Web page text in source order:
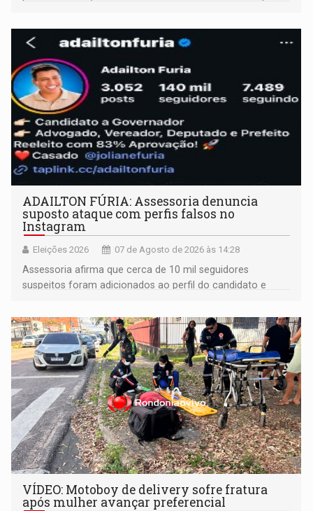
ADAILTON FÚRIA: Assessoria denuncia
suposto ataque com perfis falsos no
Instagram
Eleições 2026 07 de Agosto de 2026 às 14:28
Assessoria afirma que cerca de 10 mil seguidores
suspeitos foram adicionados ao perfil do candidato e
remover as contas
VÍDEO: Motoboy de delivery sofre fratura
após mulher avançar preferencial